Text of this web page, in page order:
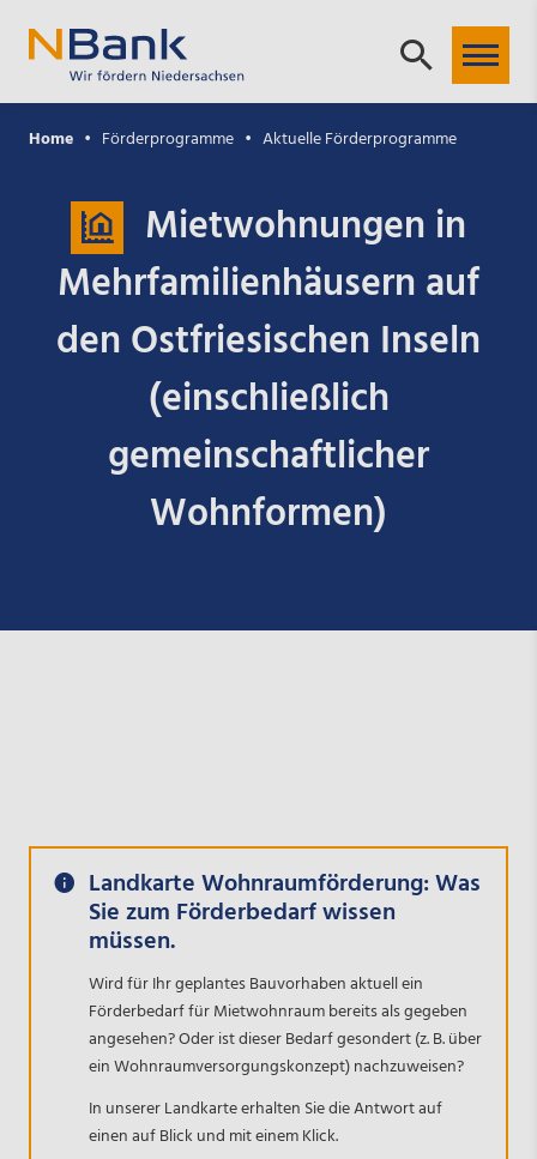
Home Förderprogramme Aktuelle Förderprogramme
Mietwohnungen in
Mehrfamilienhäusern auf
den Ostfriesischen Inseln
(einschließlich
gemeinschaftlicher
Wohnformen)
Landkarte Wohnraumförderung: Was
Sie zum Förderbedarf wissen
müssen.
Wird für Ihr geplantes Bauvorhaben aktuell ein
Förderbedarf für Mietwohnraum bereits als gegeben
angesehen? Oder ist dieser Bedarf gesondert (z. B. über
ein Wohnraumversorgungskonzept) nachzuweisen?
In unserer Landkarte erhalten Sie die Antwort auf
einen auf Blick und mit einem Klick.